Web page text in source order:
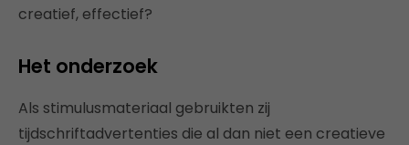
creatief, effectief?
Het onderzoek
Als stimulusmateriaal gebruikten zij
tijdschriftadvertenties die al dan niet een creatieve